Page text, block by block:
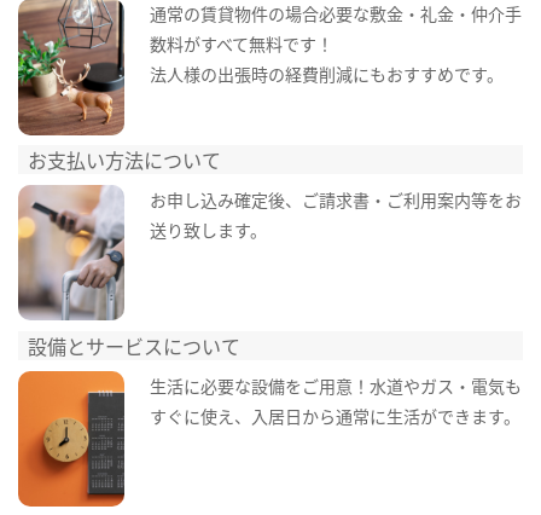
通常の賃貸物件の場合必要な敷金・礼金・仲介手
数料がすべて無料です！
法人様の出張時の経費削減にもおすすめです。
お支払い方法について
お申し込み確定後、ご請求書・ご利用案内等をお
送り致します。
設備とサービスについて
生活に必要な設備をご用意！水道やガス・電気も
すぐに使え、入居日から通常に生活ができます。